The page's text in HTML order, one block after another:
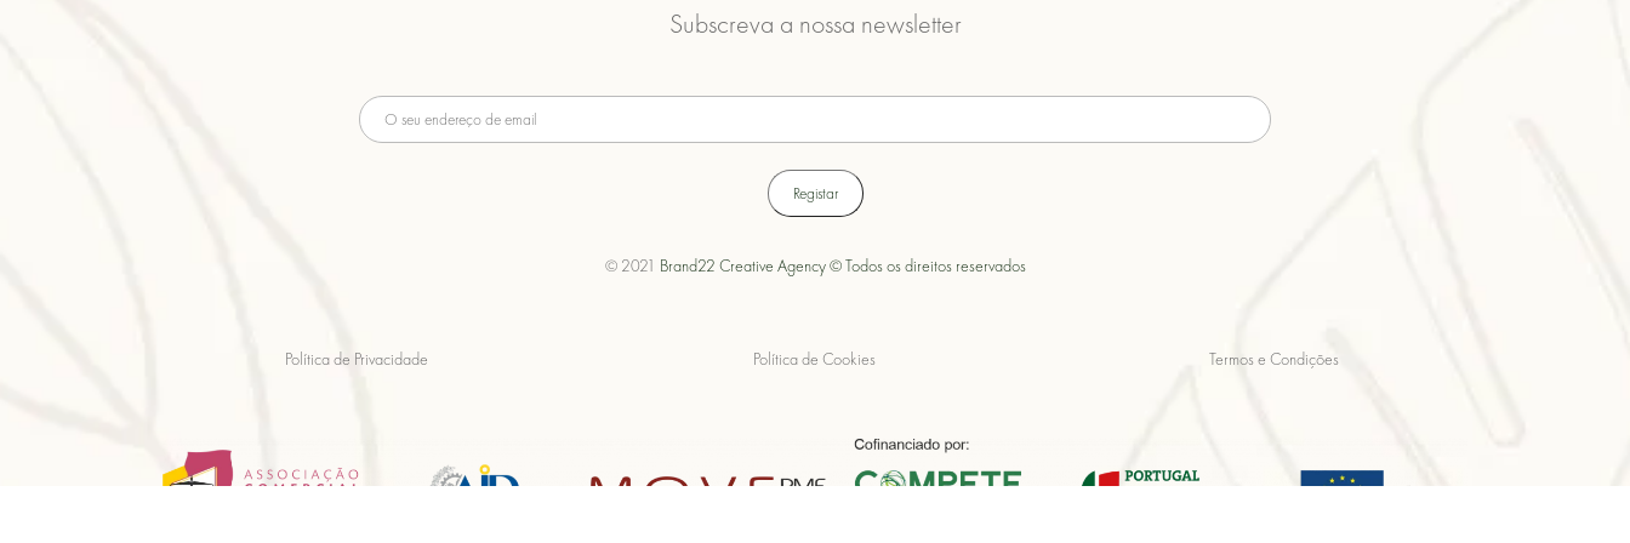
Subscreva a nossa newsletter
© 2021 Brand22 Creative Agency © Todos os direitos reservados
Política de Privacidade Política de Cookies Termos e Condições